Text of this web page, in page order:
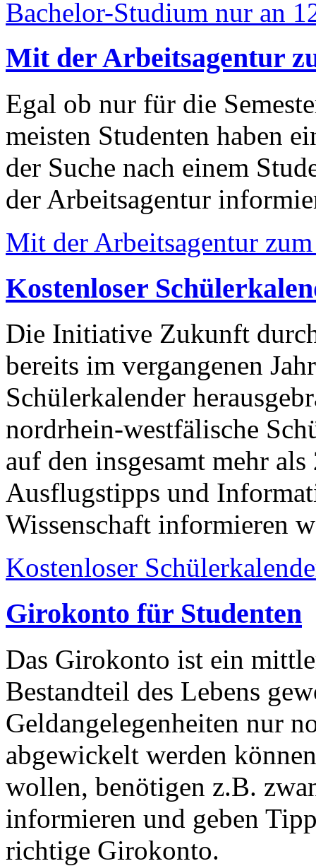
Bachelor-Studium nur an
Mit der Arbeitsagentur
Egal ob nur für die
meisten Studenten haben
der Suche nach einem
der Arbeitsagentur
Mit der Arbeitsagentur
Kostenloser
Die Initiative Zukunft
bereits im vergangenen
Schülerkalender
nordrhein-westfälische
auf den insgesamt mehr
Ausflugstipps und
Wissenschaft informieren
Kostenloser
Girokonto für Studenten
Das Girokonto ist ein
Bestandteil des Lebens
Geldangelegenheiten nur
abgewickelt werden
wollen, benötigen z.B.
informieren und geben
richtige Girokonto.